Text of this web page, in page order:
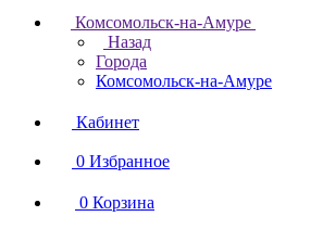
Комсомольск-на-Амуре
Назад
Города
Комсомольск-на-Амуре
Кабинет
0 Избранное
0 Корзина